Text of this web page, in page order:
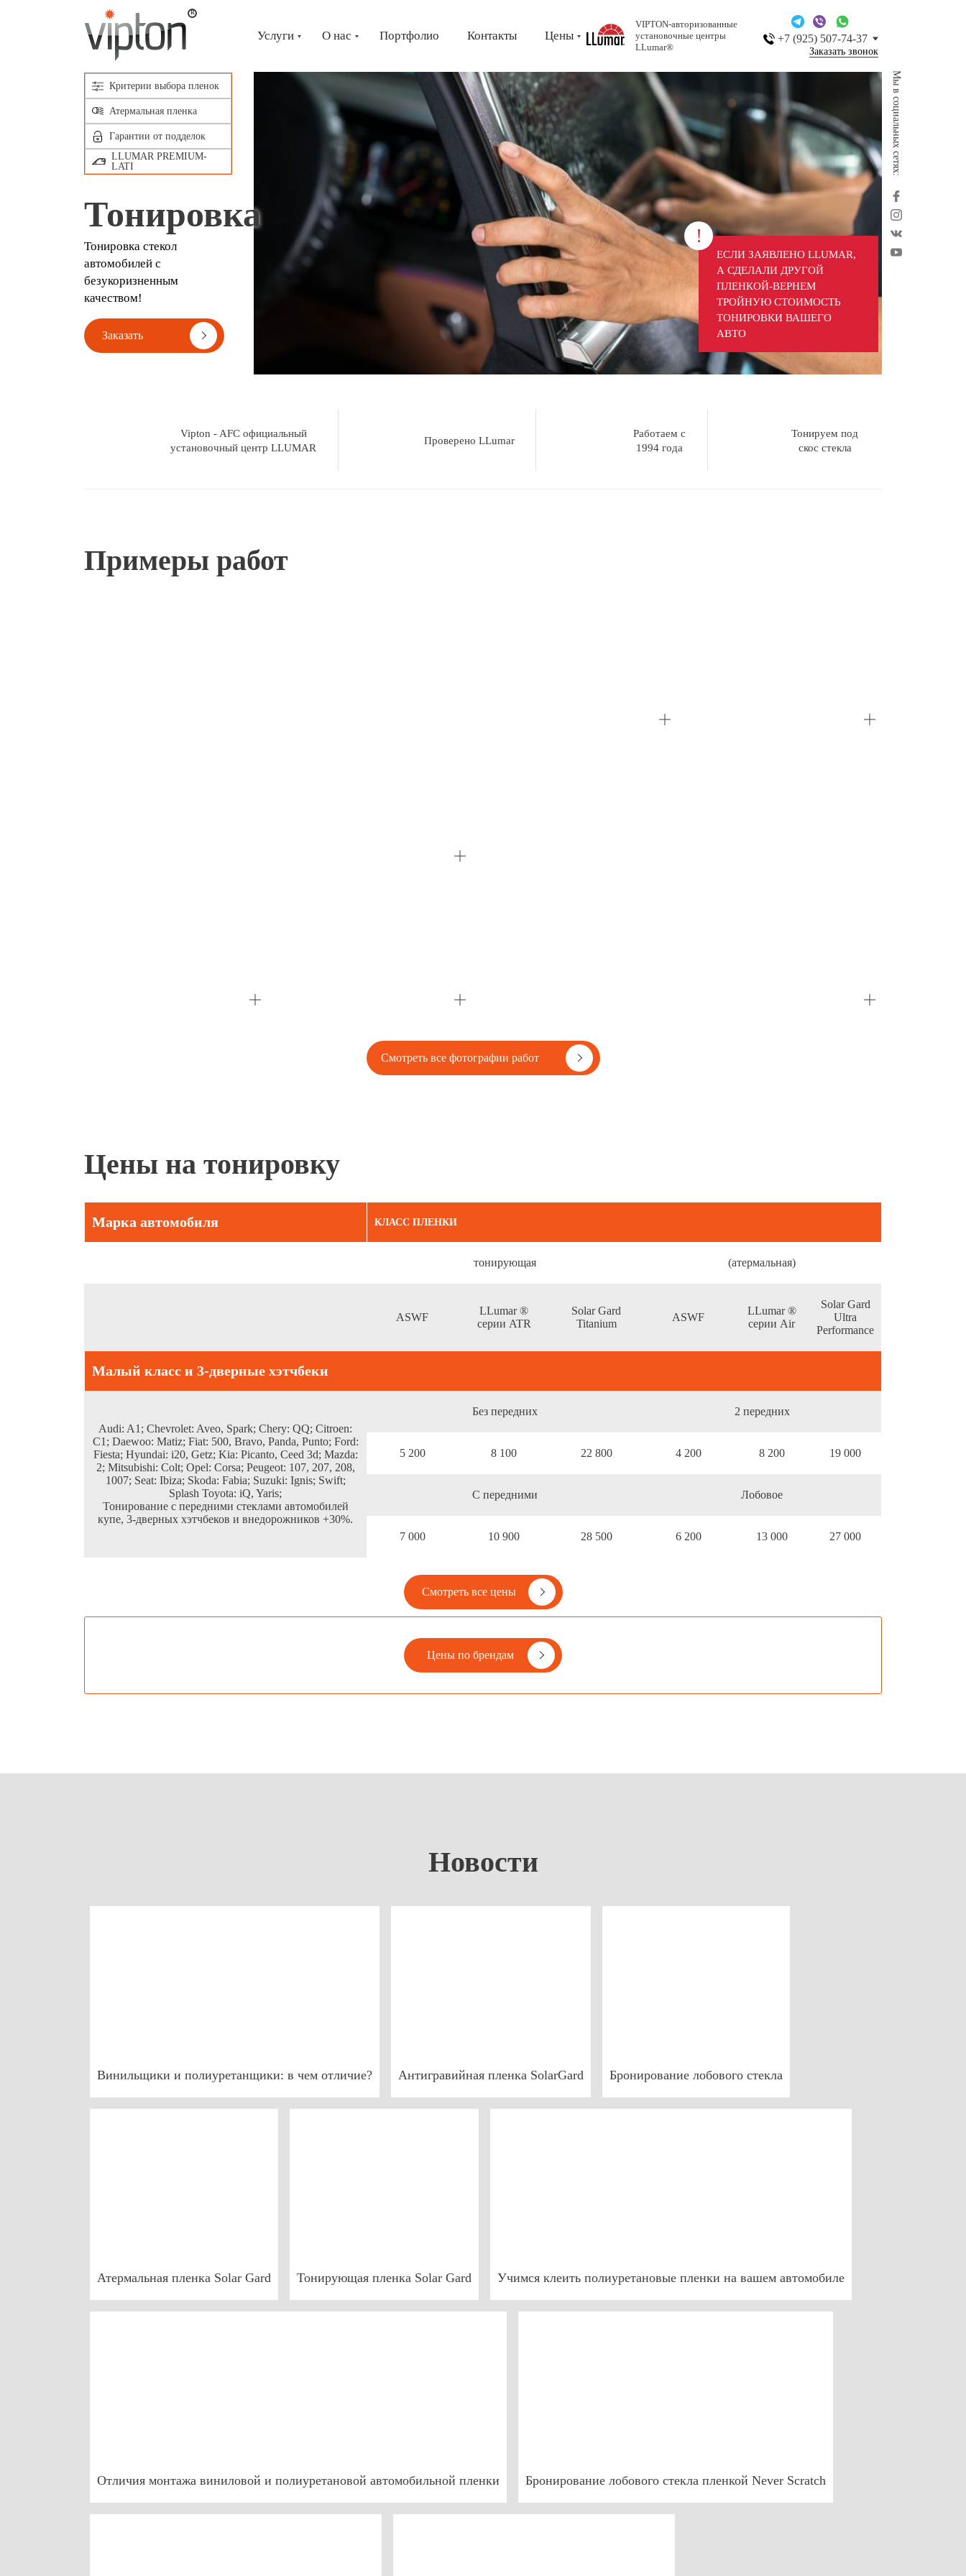
Услуги О нас Портфолио Контакты Цены
VIPTON-авторизованные
установочные центры
LLumar®
+7 (925) 507-74-37
Заказать звонок
Критерии выбора пленок
Атермальная пленка
Гарантии от подделок
LLUMAR PREMIUM-
LATI
Тонировка
Тонировка стекол
автомобилей с
безукоризненным
качеством!
Заказать
ЕСЛИ ЗАЯВЛЕНО LLUMAR,
А СДЕЛАЛИ ДРУГОЙ
ПЛЕНКОЙ-ВЕРНЕМ
ТРОЙНУЮ СТОИМОСТЬ
ТОНИРОВКИ ВАШЕГО
АВТО
Мы в социальных сетях:
Vipton - AFC официальный
установочный центр LLUMAR
Проверено LLumar
Работаем с
1994 года
Тонируем под
скос стекла
Примеры работ
Смотреть все фотографии работ
Цены на тонировку
Марка автомобиля КЛАСС ПЛЕНКИ
тонирующая (атермальная)
ASWF
LLumar ®
серии ATR
Solar Gard
Titanium
ASWF
LLumar ®
серии Air
Solar Gard
Ultra
Performance
Малый класс и 3-дверные хэтчбеки
Audi: A1; Chevrolet: Aveo, Spark; Chery: QQ; Citroen:
C1; Daewoo: Matiz; Fiat: 500, Bravo, Panda, Punto; Ford:
Fiesta; Hyundai: i20, Getz; Kia: Picanto, Ceed 3d; Mazda:
2; Mitsubishi: Colt; Opel: Corsa; Peugeot: 107, 207, 208,
1007; Seat: Ibiza; Skoda: Fabia; Suzuki: Ignis; Swift;
Splash Toyota: iQ, Yaris;
Тонирование c передними стеклами автомобилей
купе, 3-дверных хэтчбеков и внедорожников +30%.
Без передних 2 передних
5 200 8 100 22 800 4 200 8 200 19 000
С передними Лобовое
7 000 10 900 28 500 6 200 13 000 27 000
Смотреть все цены
Цены по брендам
Новости
Винильщики и полиуретанщики: в чем отличие? Антигравийная пленка SolarGard Бронирование лобового стекла
Атермальная пленка Solar Gard Тонирующая пленка Solar Gard Учимся клеить полиуретановые пленки на вашем автомобиле
Отличия монтажа виниловой и полиуретановой автомобильной пленки Бронирование лобового стекла пленкой Never Scratch